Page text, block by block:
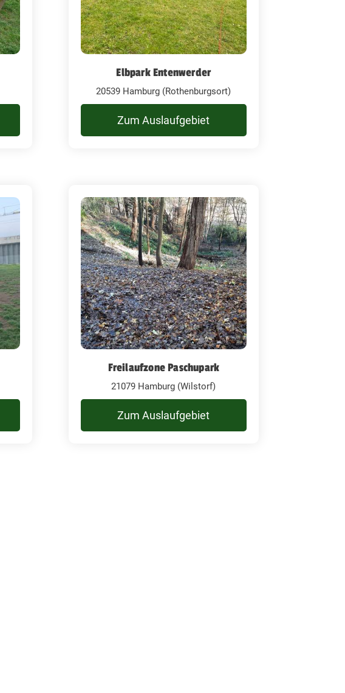
Elbpark Entenwerder
20539 Hamburg (Rothenburgsort)
Zum Auslaufgebiet
Freilaufzone Paschupark
21079 Hamburg (Wilstorf)
Zum Auslaufgebiet